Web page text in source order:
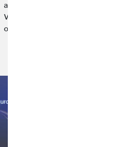
aseguradora de Europa, con el
Vida 2025 en el marco de un
organizado por la aseguradora.